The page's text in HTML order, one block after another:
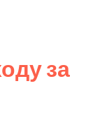
за